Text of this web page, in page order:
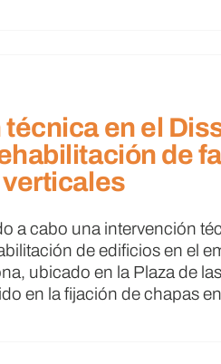
en el
de
a cabo una intervención
de edificios en el
ubicado en la Plaza de
en la fijación de chapas